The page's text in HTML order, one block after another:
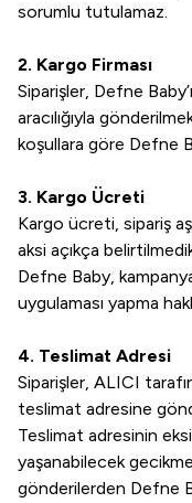
sorumlu tutulamaz.
2. Kargo Firması
Siparişler, Defne
aracılığıyla
koşullara göre Defne
3. Kargo Ücreti
Kargo ücreti, sipariş
aksi açıkça
Defne Baby,
uygulaması yapma
4. Teslimat Adresi
Siparişler, ALICI
teslimat adresine
Teslimat adresinin
yaşanabilecek
gönderilerden Defne